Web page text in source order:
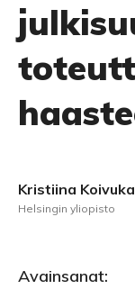
Kristiina
Helsingin yliopisto
Avainsanat: